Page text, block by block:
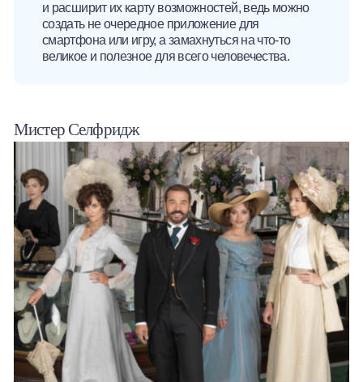
и расширит их карту возможностей, ведь можно
создать не очередное приложение для
смартфона или игру, а замахнуться на что-то
великое и полезное для всего человечества.
Мистер Селфридж